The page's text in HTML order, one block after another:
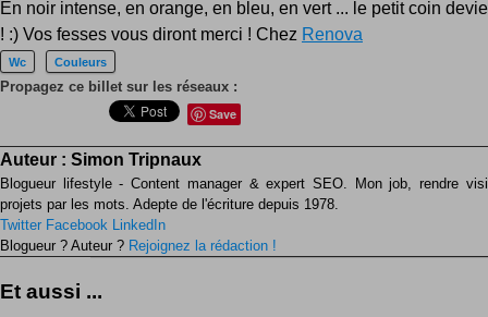
En noir intense, en orange, en bleu, en vert ... le petit coin
! :) Vos fesses vous diront merci ! Chez Renova
Wc Couleurs
Propagez ce billet sur les réseaux :
Save
Auteur : Simon Tripnaux
Blogueur lifestyle - Content manager & expert SEO. Mon job, rendre
projets par les mots. Adepte de l'écriture depuis 1978.
Twitter Facebook LinkedIn
Blogueur ? Auteur ? Rejoignez la rédaction !
Et aussi ...